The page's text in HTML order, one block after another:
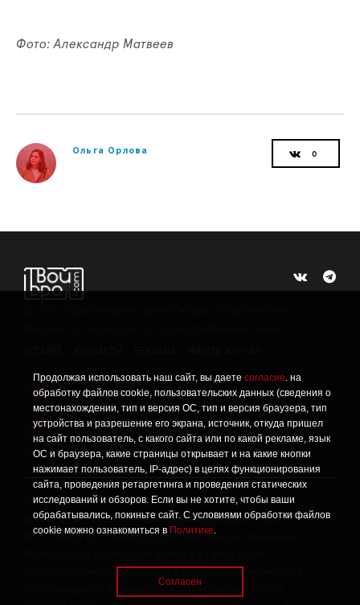
Продолжая использовать наш сайт, вы даете согласие. на
обработку файлов cookie, пользовательских данных (сведения о
местонахождении, тип и версия ОС, тип и версия браузера, тип
устройства и разрешение его экрана, источник, откуда пришел
на сайт пользователь, с какого сайта или по какой рекламе, язык
ОС и браузера, какие страницы открывает и на какие кнопки
нажимает пользователь, IP-адрес) в целях функционирования
сайта, проведения ретаргетинга и проведения статических
исследований и обзоров. Если вы не хотите, чтобы ваши
обрабатывались, покиньте сайт. С условиями обработки файлов
cookie можно ознакомиться в Политике.
Согласен
Фото: Александр Матвеев
Ольга Орлова
! Политика конфиденциальности
! Информация о проведении СОУТ
Данный сайт не предназначен для просмотра лицам
младше 16 лет.
Сетевое издание «Твой Бро», реестровая запись о
регистрации средства массовой информации: серия Эл №